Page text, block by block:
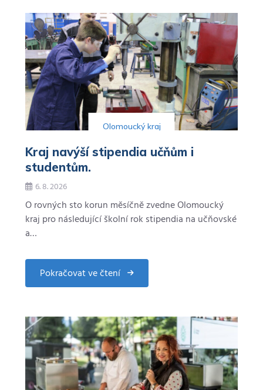
Olomoucký kraj
Kraj navýší stipendia učňům i
studentům.
6. 8. 2026
O rovných sto korun měsíčně zvedne Olomoucký
kraj pro následující školní rok stipendia na učňovské
a…
Pokračovat ve čtení
about
Kraj
učňům
i
studentům.